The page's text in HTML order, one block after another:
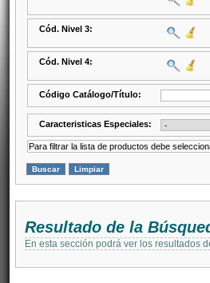
Cód. Nivel 3:
Cód. Nivel 4:
Código Catálogo/Título:
Caracteristicas Especiales:
Para filtrar la lista de productos debe
Resultado de la
En esta sección podrá ver los resultados